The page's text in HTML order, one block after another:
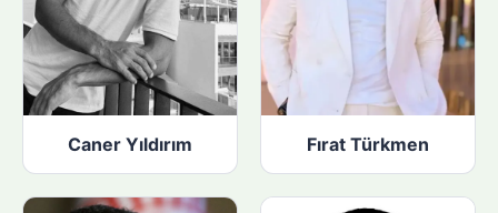
Caner Yıldırım Fırat Türkmen